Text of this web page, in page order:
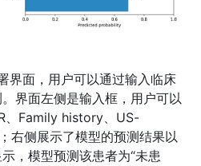
界面，用户可以通过输入临床
界面左侧是输入框，用户可以
、Family history、US-
侧展示了模型的预测结果以
，模型预测该患者为“未患